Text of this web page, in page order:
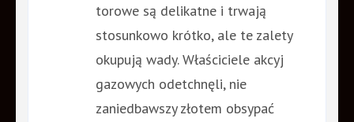
torowe są delikatne i trwają
stosunkowo krótko, ale te zalety
okupują wady. Właściciele akcyj
gazowych odetchnęli, nie
zaniedbawszy złotem obsypać